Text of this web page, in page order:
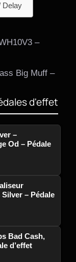
Delay
–
Big Muff –
d'effet
–
Od – Pédale
– Pédale
Bad Cash,
d’effet